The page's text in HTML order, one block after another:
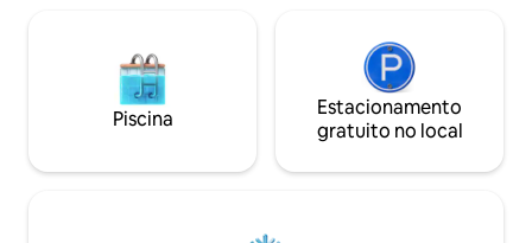
Piscina
Estacionamento
gratuito no local